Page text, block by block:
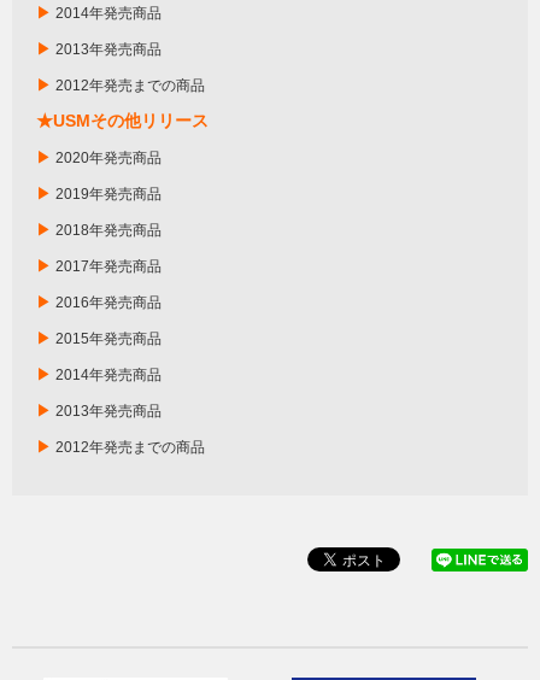
▶ 2014年発売商品
▶ 2013年発売商品
▶ 2012年発売までの商品
★USMその他リリース
▶ 2020年発売商品
▶ 2019年発売商品
▶ 2018年発売商品
▶ 2017年発売商品
▶ 2016年発売商品
▶ 2015年発売商品
▶ 2014年発売商品
▶ 2013年発売商品
▶ 2012年発売までの商品